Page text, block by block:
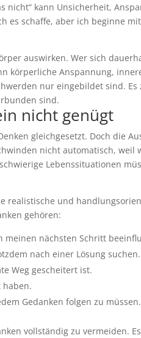
nicht“ kann Unsicherheit,
es schaffe, aber ich beginne
auswirken. Wer sich
körperliche Anspannung,
nur eingebildet sind. Es
sind.
nicht genügt
gleichgesetzt. Doch die
nicht automatisch, weil
Lebenssituationen
realistische und
gehören:
nächsten Schritt
nach einer Lösung suchen.
Weg gescheitert ist.
haben.
Gedanken folgen zu müssen.
vollständig zu vermeiden.